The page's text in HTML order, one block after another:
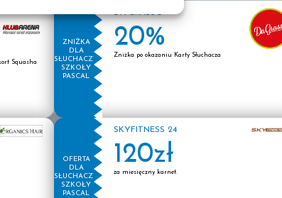
do sekretariatu słuchaczy, którzy nie znają swojego terminu.
Squasha
ZNIŻKA
DLA
SŁUCHACZY
SZKOŁY
PASCAL
DA GRASSO
20%
Zniżka po okazaniu Karty Słuchacza
OFERTA
DLA
SŁUCHACZY
SZKOŁY
PASCAL
SKYFITNESS 24
120zł
za miesięczny karnet.